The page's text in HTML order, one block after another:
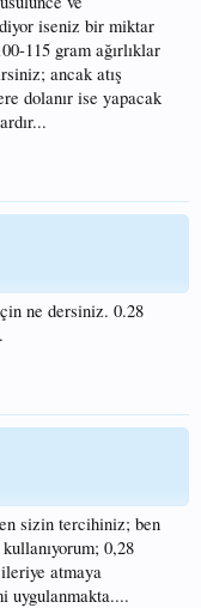
iseniz bir miktar
115 gram ağırlıklar
ancak atış
dolanır ise yapacak
ne dersiniz. 0.28
sizin tercihiniz; ben
0,28
atmaya
uygulanmakta....